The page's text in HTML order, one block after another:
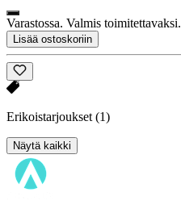
Varastossa. Valmis toimitettavaksi.
Lisää ostoskoriin
Erikoistarjoukset (1)
Näytä kaikki